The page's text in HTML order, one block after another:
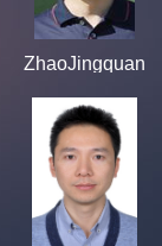
ZhaoJingquan